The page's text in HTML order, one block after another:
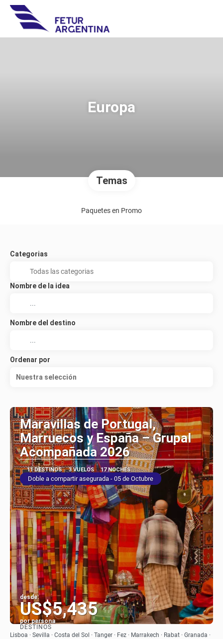
Europa
Temas
Paquetes en Promo
Categorias
Nombre de la idea
Nombre del destino
Ordenar por
Nuestra selección
Maravillas de Portugal,
Marruecos y España – Grupal
Acompañada 2026
11 DESTINOS 3 VUELOS 17 NOCHES
Doble a compartir asegurada - 05 de Octubre
desde:
US$5,435
por persona
Ver
DESTINOS
Lisboa · Sevilla · Costa del Sol · Tanger · Fez · Marrakech · Rabat · Granada ·